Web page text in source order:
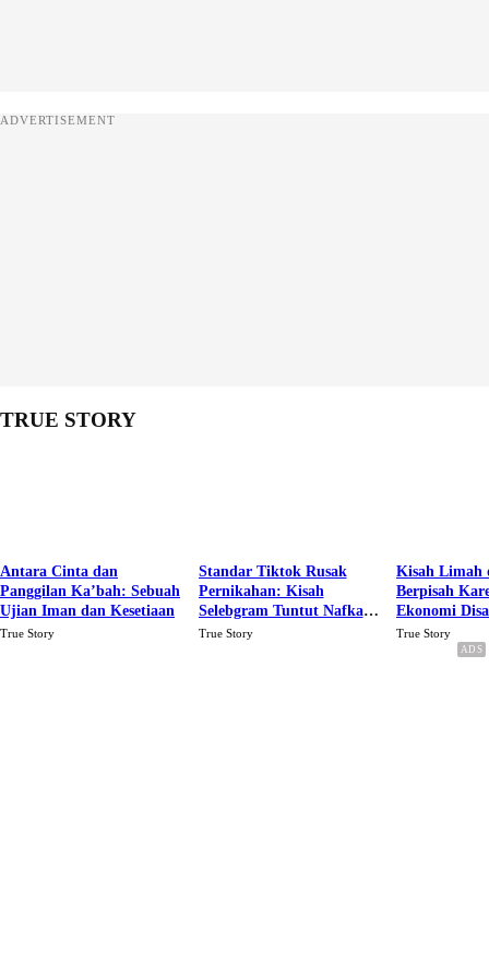
ADVERTISEMENT
TRUE STORY
Antara Cinta dan
Panggilan Ka’bah: Sebuah
Ujian Iman dan Kesetiaan
True Story
Standar Tiktok Rusak
Pernikahan: Kisah
Selebgram Tuntut Nafkah
Rp.15 Juta Perbulan
True Story
Kisah Limah
Berpisah
Ekonomi
Karena Cinta
True Story